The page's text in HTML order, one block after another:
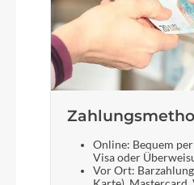
Online: Bequem
Visa oder
Vor Ort: